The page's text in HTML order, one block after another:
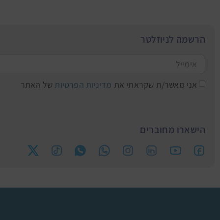
הרשמה לניוזלטר
אני מאשר/ת שקראתי את מדיניות הפרטיות של האתר
הישארו מחוברים